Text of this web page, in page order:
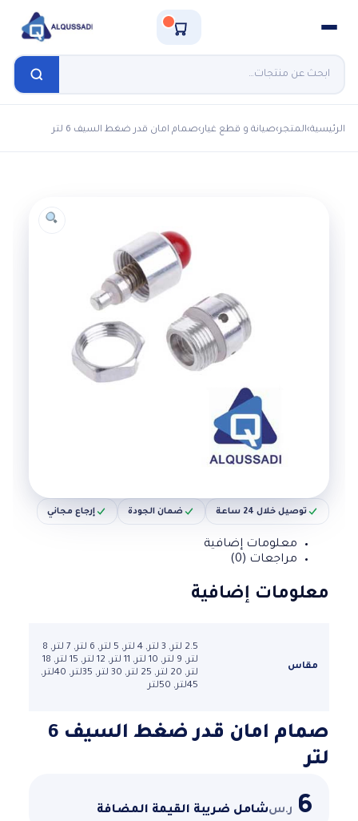
الرئيسية›المتجر›صيانة و قطع غيار›صمام امان قدر ضغط السيف 6 لتر
صمام امان قدر ضغط السيف 6
لتر
6 ر.سشامل ضريبة القيمة المضافة
توصيل خلال 24 ساعة ضمان الجودة إرجاع مجاني
معلومات إضافية
مراجعات (0)
معلومات إضافية
مقاس
2.5 لتر, 3 لتر, 4 لتر, 5 لتر, 6 لتر, 7 لتر, 8
لتر, 9 لتر, 10 لتر, 11 لتر, 12 لتر, 15 لتر, 18
لتر, 20 لتر, 25 لتر, 30 لتر, 35لتر, 40لتر,
45لتر, 50لتر